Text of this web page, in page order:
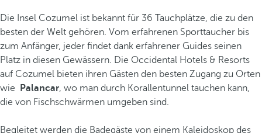
Die Insel Cozumel ist bekannt für 36 Tauchplätze, die zu den
besten der Welt gehören. Vom erfahrenen Sporttaucher bis
zum Anfänger, jeder findet dank erfahrener Guides seinen
Platz in diesen Gewässern. Die Occidental Hotels & Resorts
auf Cozumel bieten ihren Gästen den besten Zugang zu Orten
wie
Palancar, wo man durch Korallentunnel tauchen kann,
die von Fischschwärmen umgeben sind.
Begleitet werden die Badegäste von einem Kaleidoskop des